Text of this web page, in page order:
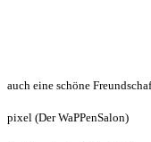
auch eine schöne
pixel (Der WaPPenSalon)